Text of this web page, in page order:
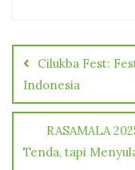
Post
Cilukba Fest:
Indonesia
RASAMALA
Tenda, tapi